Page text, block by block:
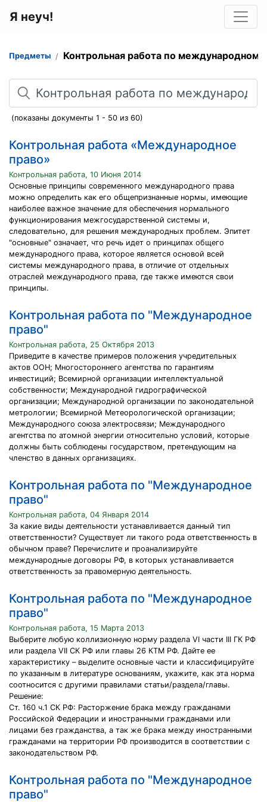
Я неуч!
Предметы Контрольная работа по международному
Поиск
(показаны документы 1 - 50 из 60)
Контрольная работа «Международное
право»
Контрольная работа, 10 Июня 2014
Основные принципы современного международного права
можно определить как его общепризнанные нормы, имеющие
наиболее важное значение для обеспечения нормального
функционирования межгосударственной системы и,
следовательно, для решения международных проблем. Эпитет
"основные" означает, что речь идет о принципах общего
международного права, которое является основой всей
системы международного права, в отличие от отдельных
отраслей международного права, где также имеются свои
принципы.
Контрольная работа по "Международное
право"
Контрольная работа, 25 Октября 2013
Приведите в качестве примеров положения учредительных
актов ООН; Многостороннего агентства по гарантиям
инвестиций; Всемирной организации интеллектуальной
собственности; Международной гидрографической
организации; Международной организации по законодательной
метрологии; Всемирной Метеорологической организации;
Международного союза электросвязи; Международного
агентства по атомной энергии относительно условий, которые
должны быть соблюдены государством, претендующим на
членство в данных организациях.
Контрольная работа по "Международное
право"
Контрольная работа, 04 Января 2014
За какие виды деятельности устанавливается данный тип
ответственности? Существует ли такого рода ответственность в
обычном праве? Перечислите и проанализируйте
международные договоры РФ, в которых устанавливается
ответственность за правомерную деятельность.
Контрольная работа по "Международное
право"
Контрольная работа, 15 Марта 2013
Выберите любую коллизионную норму раздела VI части III ГК РФ
или раздела VII СК РФ или главы 26 КТМ РФ. Дайте ее
характеристику – выделите основные части и классифицируйте
по указанным в литературе основаниям, укажите, как эта норма
соотносится с другими правилами статьи/раздела/главы.
Решение:
Ст. 160 ч.1 СК РФ: Расторжение брака между гражданами
Российской Федерации и иностранными гражданами или
лицами без гражданства, а так же брака между иностранными
гражданами на территории РФ производится в соответствии с
законодательством РФ.
Контрольная работа по "Международное
право"